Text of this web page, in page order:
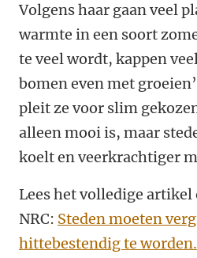
Volgens haar gaan veel
warmte in een soort
te veel wordt, kappen
bomen even met
pleit ze voor slim
alleen mooi is, maar
koelt en veerkrachtiger
Lees het volledige artikel
NRC: Steden moeten
hittebestendig te